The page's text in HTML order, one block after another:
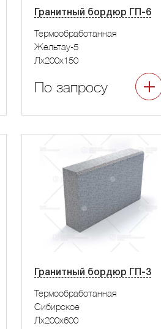
Гранитный бордюр ГП-6
Термообработанная
Жельтау-5
Лx200x150
По запросу
Гранитный бордюр ГП-3
Термообработанная
Сибирское
Лx200x600